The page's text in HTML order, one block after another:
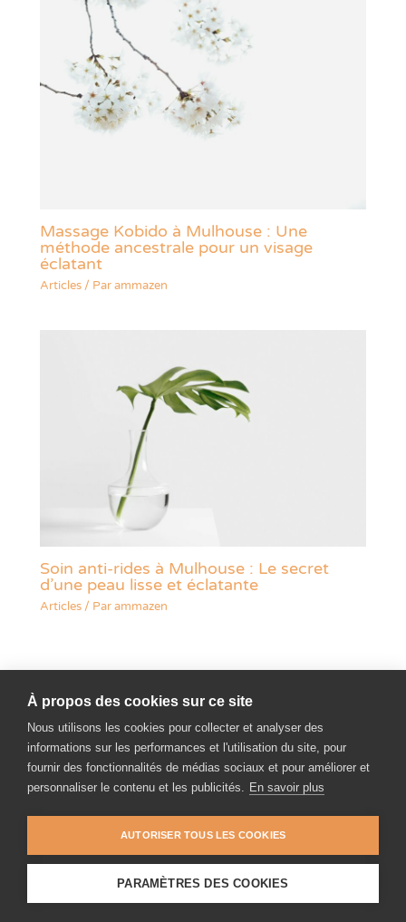
Massage Kobido à Mulhouse : Une
méthode ancestrale pour un visage
éclatant
Articles / Parammazen
Soin anti-rides à Mulhouse : Le secret
d’une peau lisse et éclatante
Articles / Parammazen
Laissez un avis Paiement en ligne Blog
Mulhouse (68) |Laisser un avis
À propos des cookies sur ce site
Nous utilisons les cookies pour collecter et analyser des
informations sur les performances et l'utilisation du site, pour
fournir des fonctionnalités de médias sociaux et pour améliorer et
personnaliser le contenu et les publicités. En savoir plus
AUTORISER TOUS LES COOKIES
PARAMÈTRES DES COOKIES